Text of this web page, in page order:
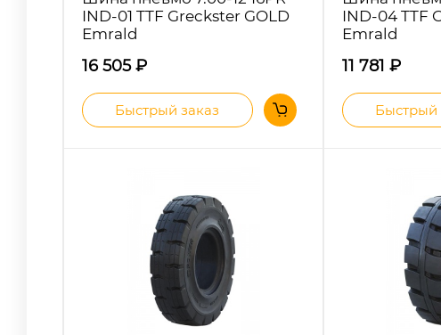
IND-01 TTF Greckster GOLD
Emrald
16 505₽
Быстрый заказ
IND-04 TTF
Emrald
11 781 ₽
Быстрый